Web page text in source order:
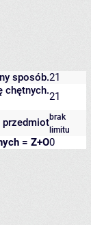
sposób.21
chętnych.21
przedmiotbrak
limitu
= Z+O0